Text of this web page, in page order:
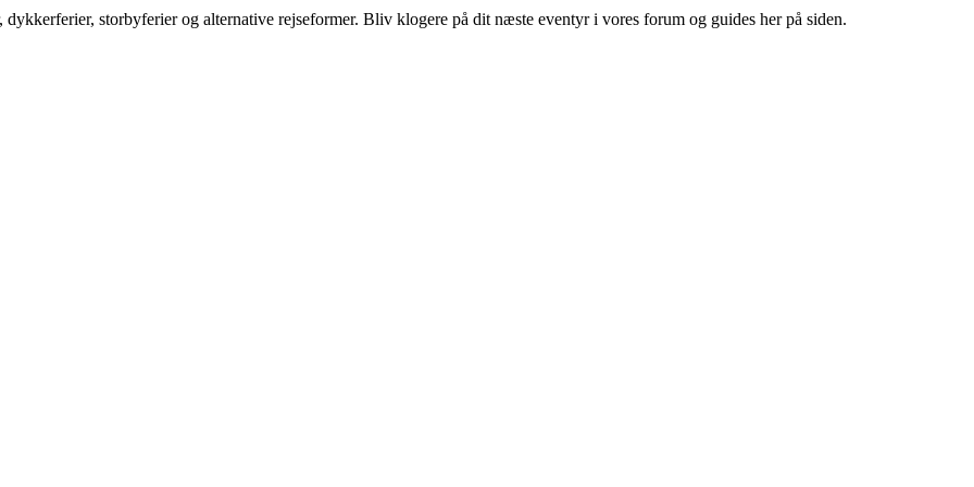
storbyferier og alternative rejseformer. Bliv klogere på dit næste eventyr i vores forum og guides her på siden.